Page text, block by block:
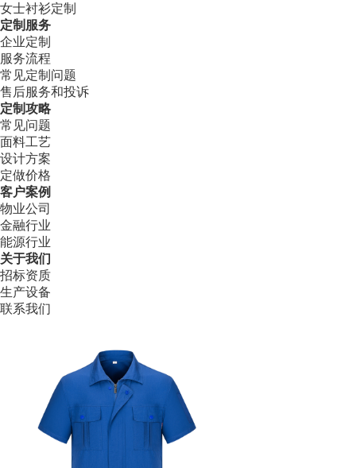
女士衬衫定制
定制服务
企业定制
服务流程
常见定制问题
售后服务和投诉
定制攻略
常见问题
面料工艺
设计方案
定做价格
客户案例
物业公司
金融行业
能源行业
关于我们
招标资质
生产设备
联系我们